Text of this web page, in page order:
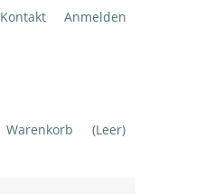
Anmelden
Kontakt
Warenkorb (Leer)